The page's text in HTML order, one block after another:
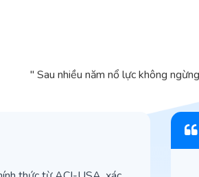
" Sau nhiều năm nổ lực không